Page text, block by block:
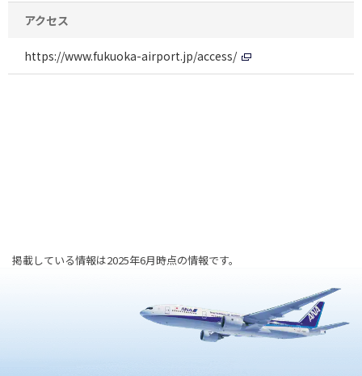
アクセス
https://www.fukuoka-airport.jp/access/
掲載している情報は2025年6月時点の情報です。